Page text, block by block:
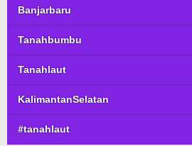
Banjarbaru
Tanahbumbu
Tanahlaut
KalimantanSelatan
#tanahlaut